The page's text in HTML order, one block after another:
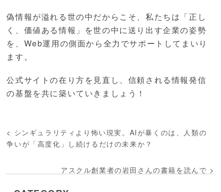
偽情報が溢れる世の中だからこそ、私たちは「正し
く、価値ある情報」を世の中に送り出す企業の姿勢
を、Web運用の側面から全力でサポートしてまいり
ます。
公式サイトの在り方を見直し、信頼される情報発信
の基盤を共に築いていきましょう！
< シンギュラリティより怖い現実。AIが暴くのは、人類の
争いが「高度化」し続けるだけの未来か？
アスクル創業者の岩田さんの書籍を読んで >